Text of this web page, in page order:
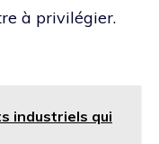
à privilégier.
industriels qui